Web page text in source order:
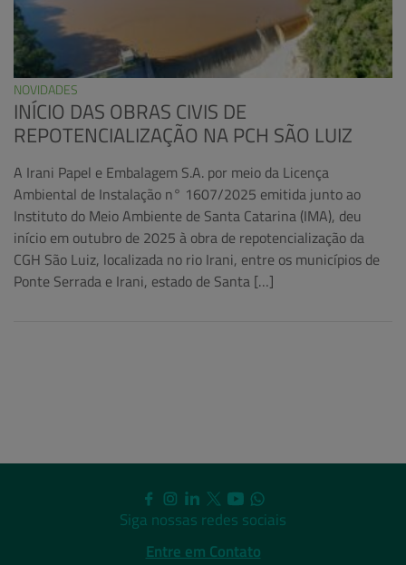
NOVIDADES
INÍCIO DAS OBRAS CIVIS DE
REPOTENCIALIZAÇÃO NA PCH SÃO LUIZ
A Irani Papel e Embalagem S.A. por meio da Licença
Ambiental de Instalação n° 1607/2025 emitida junto ao
Instituto do Meio Ambiente de Santa Catarina (IMA), deu
início em outubro de 2025 à obra de repotencialização da
CGH São Luiz, localizada no rio Irani, entre os municípios de
Ponte Serrada e Irani, estado de Santa […]
Siga nossas redes sociais
Entre em Contato